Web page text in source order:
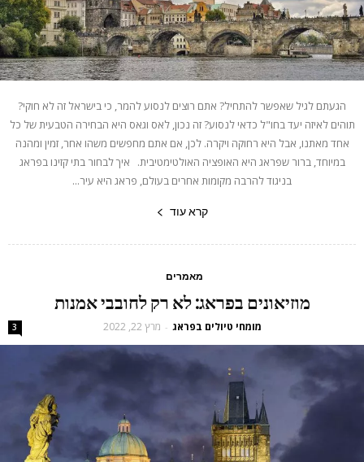
הגעתם לגיל שאפשר להתחיל? אתם רוצים לנסוע להמר, כי בישראל זה לא חוקי?
תוהים לאיזה יעד בחו"ל כדאי לנסוע? זה נכון, לאס וגאס היא הבחירה הטבעית של כל
אחד מאתנו, אבל היא רחוקה ויקרה. לכן, אם אתם מחפשים משהו אחר, זמין ומהנה
במיוחד, ברור שפראג היא האופציה האולטימטיבית. איך לבחור בתי קזינו בפראג
בניגוד להרבה מקומות אחרים בעולם, פראג היא עיר...
קרא עוד
מאמרים
מוזיאונים בפראג: לא רק לחובבי אמנות
מומחי טיולים בפראג - מרץ 22, 2022 3